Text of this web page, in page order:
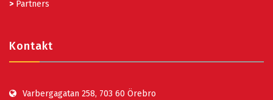
> Partners
Kontakt
Varbergagatan 258, 703 60 Örebro